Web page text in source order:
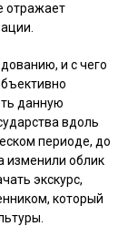
отражает
и с чего
данную
вдоль
периоде, до
изменили облик
экскурс,
который